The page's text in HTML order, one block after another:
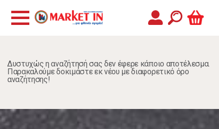
Δυστυχώς η αναζήτησή σας δεν έφερε κάποιο αποτέλεσμα.
Παρακαλούμε δοκιμάστε εκ νέου με διαφορετικό όρο
αναζήτησης!